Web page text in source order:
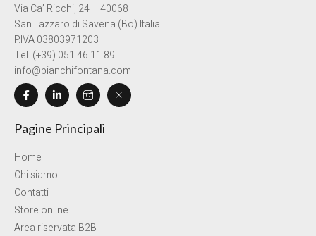
Via Ca’ Ricchi, 24 – 40068
San Lazzaro di Savena (Bo) Italia
P.IVA 03803971203
Tel. (+39) 051 46 11 89
info@bianchifontana.com
Pagine Principali
Home
Chi siamo
Contatti
Store online
Area riservata B2B